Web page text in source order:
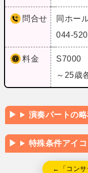
問合せ
同ホー
044-
料金
S7000
～25歳
演奏パートの
特殊条件アイ
←「コンサ